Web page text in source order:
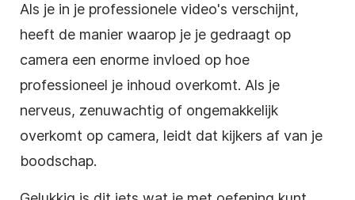
Als je in je professionele video's verschijnt,
heeft de manier waarop je je gedraagt op
camera een enorme invloed op hoe
professioneel je inhoud overkomt. Als je
nerveus, zenuwachtig of ongemakkelijk
overkomt op camera, leidt dat kijkers af van je
boodschap.